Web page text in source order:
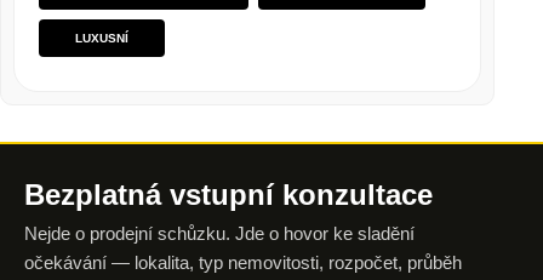
LUXUSNÍ
Bezplatná vstupní konzultace
Nejde o prodejní schůzku. Jde o hovor ke sladění
očekávání — lokalita, typ nemovitosti, rozpočet, průběh